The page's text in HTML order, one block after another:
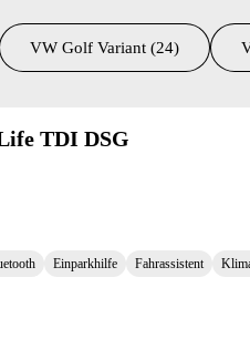
VW Golf Variant (24)
TDI DSG
Einparkhilfe Fahrassistent